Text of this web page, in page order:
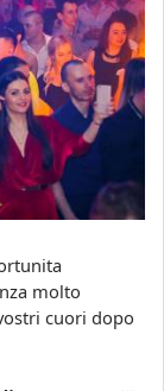
molto
cuori dopo